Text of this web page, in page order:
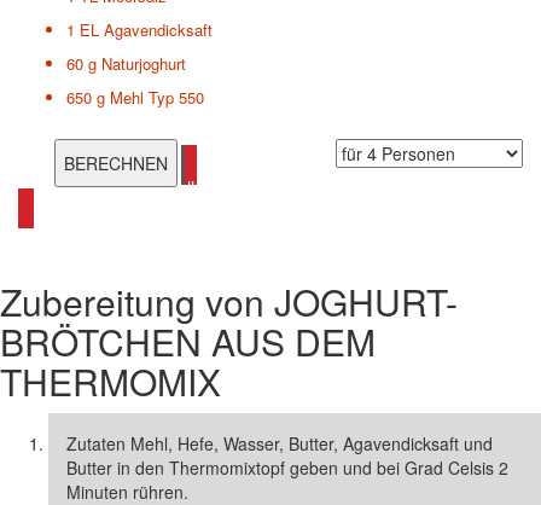
1 EL Agavendicksaft
60 g Naturjoghurt
650 g Mehl Typ 550
alle Thermomix Rezepte ansehen
Zubereitung von JOGHURT-
BRÖTCHEN AUS DEM
THERMOMIX
Zutaten Mehl, Hefe, Wasser, Butter, Agavendicksaft und
Butter in den Thermomixtopf geben und bei Grad Celsis 2
Minuten rühren.